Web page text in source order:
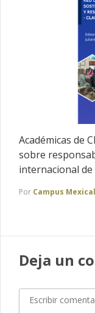
Académicas de
sobre
internacional de
Por Campus
Deja un